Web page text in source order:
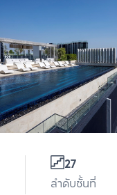
27
ลำดับชั้นที่